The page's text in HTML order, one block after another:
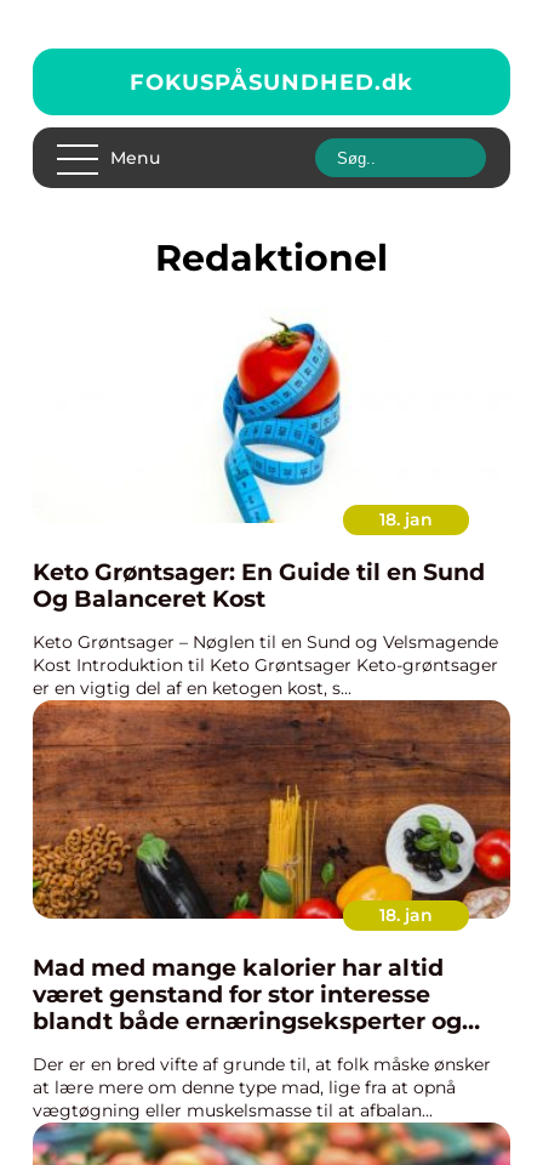
FOKUSPÅSUNDHED.dk
Menu
redaktionel
18. jan
Keto Grøntsager: En Guide til en Sund
Og Balanceret Kost
Keto Grøntsager – Nøglen til en Sund og Velsmagende
Kost Introduktion til Keto Grøntsager Keto-grøntsager
er en vigtig del af en ketogen kost, s...
18. jan
Mad med mange kalorier har altid
været genstand for stor interesse
blandt både ernæringseksperter og
Der er en bred vifte af grunde til, at folk måske ønsker
at lære mere om denne type mad, lige fra at opnå
vægtøgning eller muskelsmasse til at afbalan...